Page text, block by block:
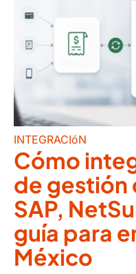
INTEGRACIóN
Cómo
de gestión
SAP,
guía para
México